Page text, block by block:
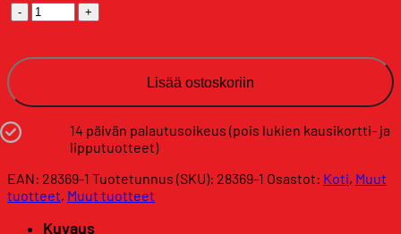
Pyyhe
Lisää ostoskoriin
14 päivän palautusoikeus (pois lukien kausikortti- ja
lipputuotteet)
EAN: 28369-1 Tuotetunnus (SKU): 28369-1 Osastot: Koti, Muut
tuotteet, Muut tuotteet
Kuvaus